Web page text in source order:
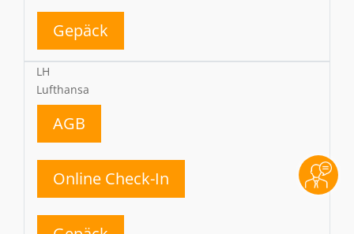
Gepäck
LH
Lufthansa
AGB
Online Check-In